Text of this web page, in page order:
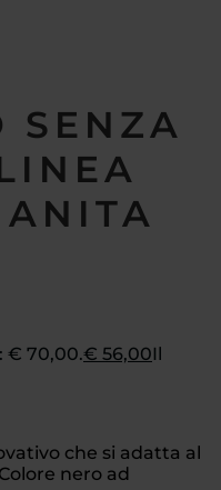
SENZA
€ 70,00.€ 56,00Il
che si adatta al
nero ad